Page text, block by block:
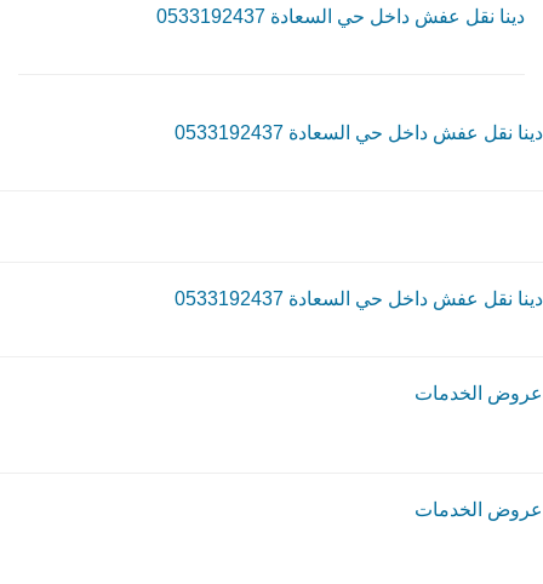
دينا نقل عفش داخل حي السعادة 0533192437
دينا نقل عفش داخل حي السعادة 0533192437
دينا نقل عفش داخل حي السعادة 0533192437
عروض الخدمات
عروض الخدمات